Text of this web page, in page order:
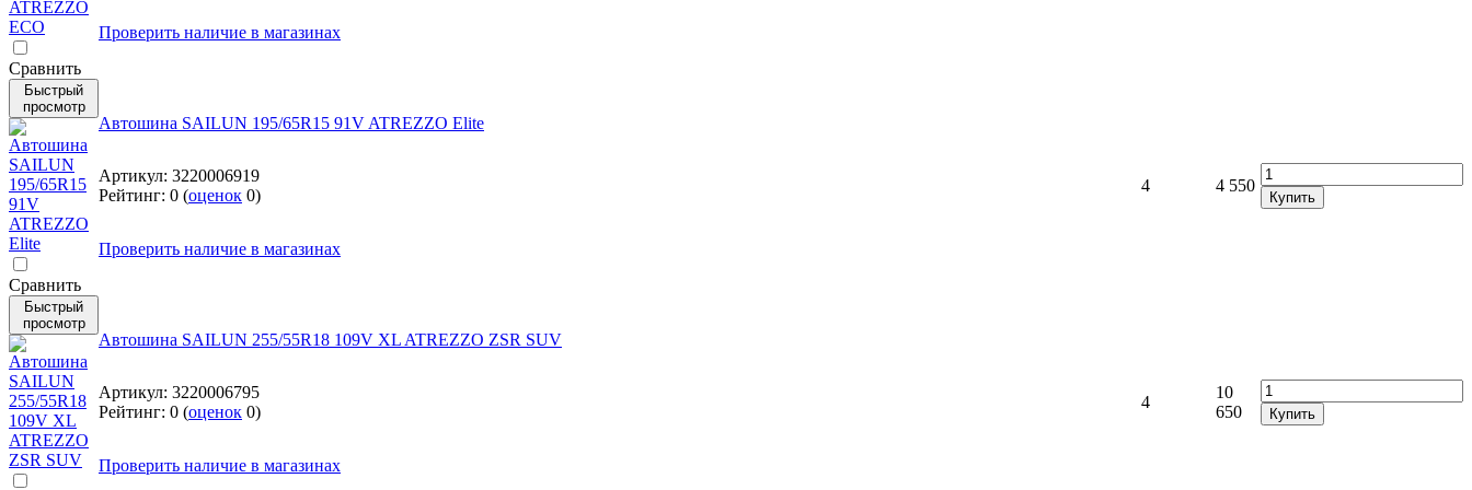
Cравнить
Проверить наличие в магазинах
Быстрый
просмотр
Cравнить
Автошина SAILUN 195/65R15 91V ATREZZO Elite
Артикул: 3220006919
Рейтинг: 0 (оценок 0)
4 4 550
Купить
Проверить наличие в магазинах
Быстрый
просмотр
Автошина SAILUN 255/55R18 109V XL ATREZZO ZSR SUV
Артикул: 3220006795
Рейтинг: 0 (оценок 0)
4
10
650
Купить
Проверить наличие в магазинах